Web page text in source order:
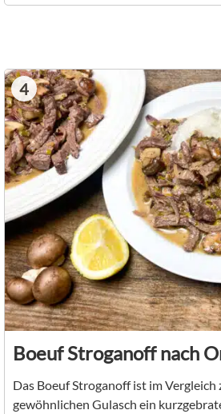
4
Boeuf Stroganoff nach
Das Boeuf Stroganoff ist im Vergleich
gewöhnlichen Gulasch ein